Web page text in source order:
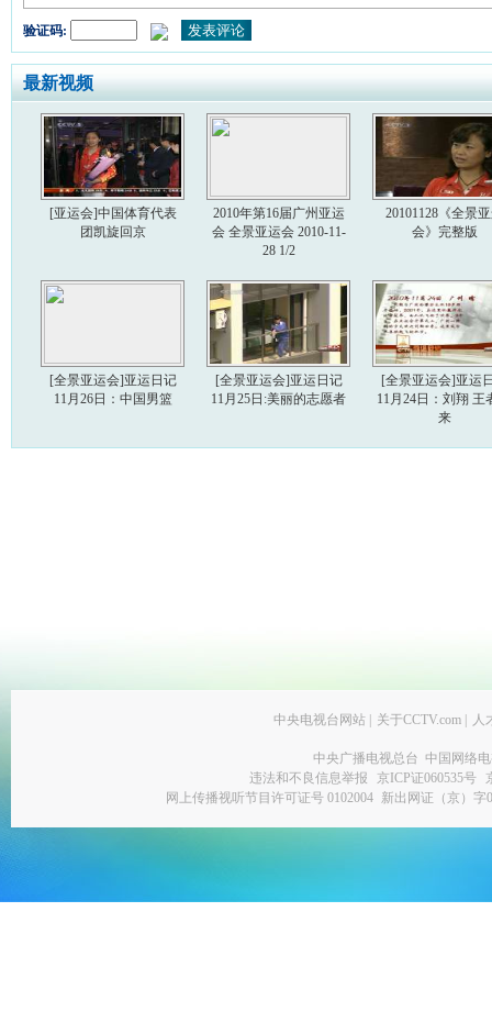
验证码:
最新视频
[亚运会]中国体育代表
团凯旋回京
2010年第16届广州亚运
会 全景亚运会 2010-11-
28 1/2
20101128《全景
会》完整版
[全景亚运会]亚运日记
11月26日：中国男篮
[全景亚运会]亚运日记
11月25日:美丽的志愿者
[全景亚运会]亚运
11月24日：刘翔 王
来
中央电视台网站 关于CCTV.com 人
中央广播电视总台 中国网络
违法和不良信息举报
京ICP证060535号
网上传播视听节目许可证号 0102004 新出网证（京）